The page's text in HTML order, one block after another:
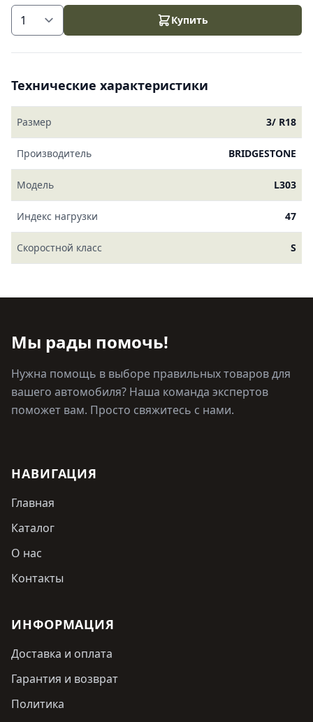
Купить
Технические характеристики
Размер 3/ R18
Производитель BRIDGESTONE
Модель L303
Индекс нагрузки 47
Скоростной класс S
Мы рады помочь!
Нужна помощь в выборе правильных товаров для
вашего автомобиля? Наша команда экспертов
поможет вам. Просто свяжитесь с нами.
НАВИГАЦИЯ
Главная
Каталог
О нас
Контакты
ИНФОРМАЦИЯ
Доставка и оплата
Гарантия и возврат
Политика